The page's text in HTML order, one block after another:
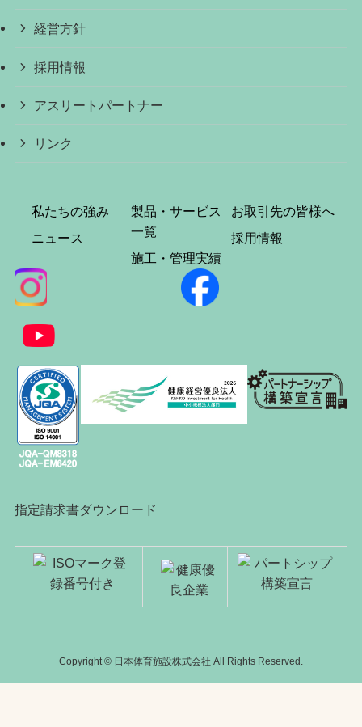
経営方針
採用情報
アスリートパートナー
リンク
私たちの強み
ニュース
製品・サービス
一覧
施工・管理実績
お取引先の皆様へ
採用情報
指定請求書ダウンロード
Copyright © 日本体育施設株式会社 All Rights Reserved.